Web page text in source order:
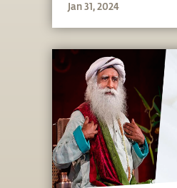
Jan 31, 2024